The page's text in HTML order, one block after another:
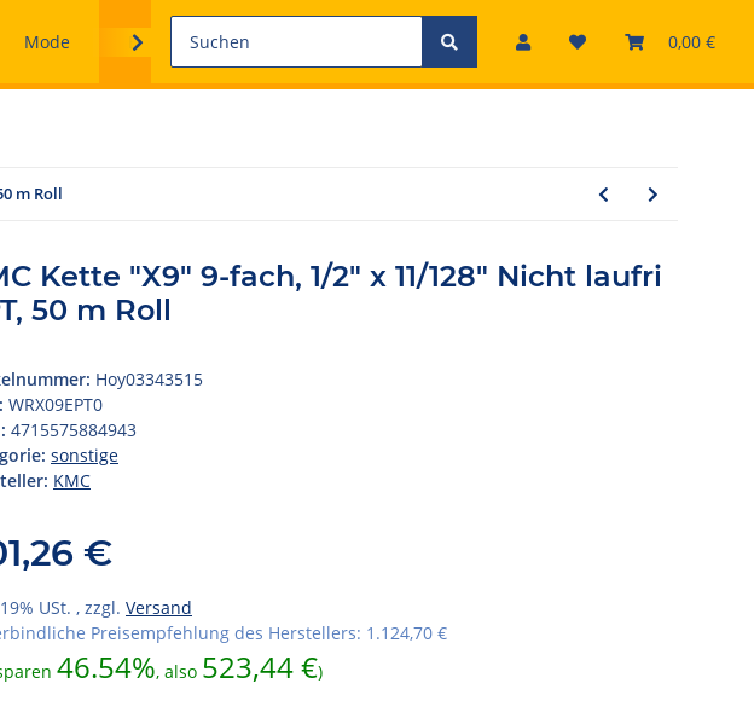
0,00 €
Mode Ersatzteile
m Roll
Kette "X9" 9-fach, 1/2" x 11/128" Nicht laufri
50 m Roll
Hoy03343515
WRX09EPT0
4715575884943
sonstige
KMC
€
USt. , zzgl. Versand
Preisempfehlung des Herstellers: 1.124,70 €
46.54%, also 523,44 €)